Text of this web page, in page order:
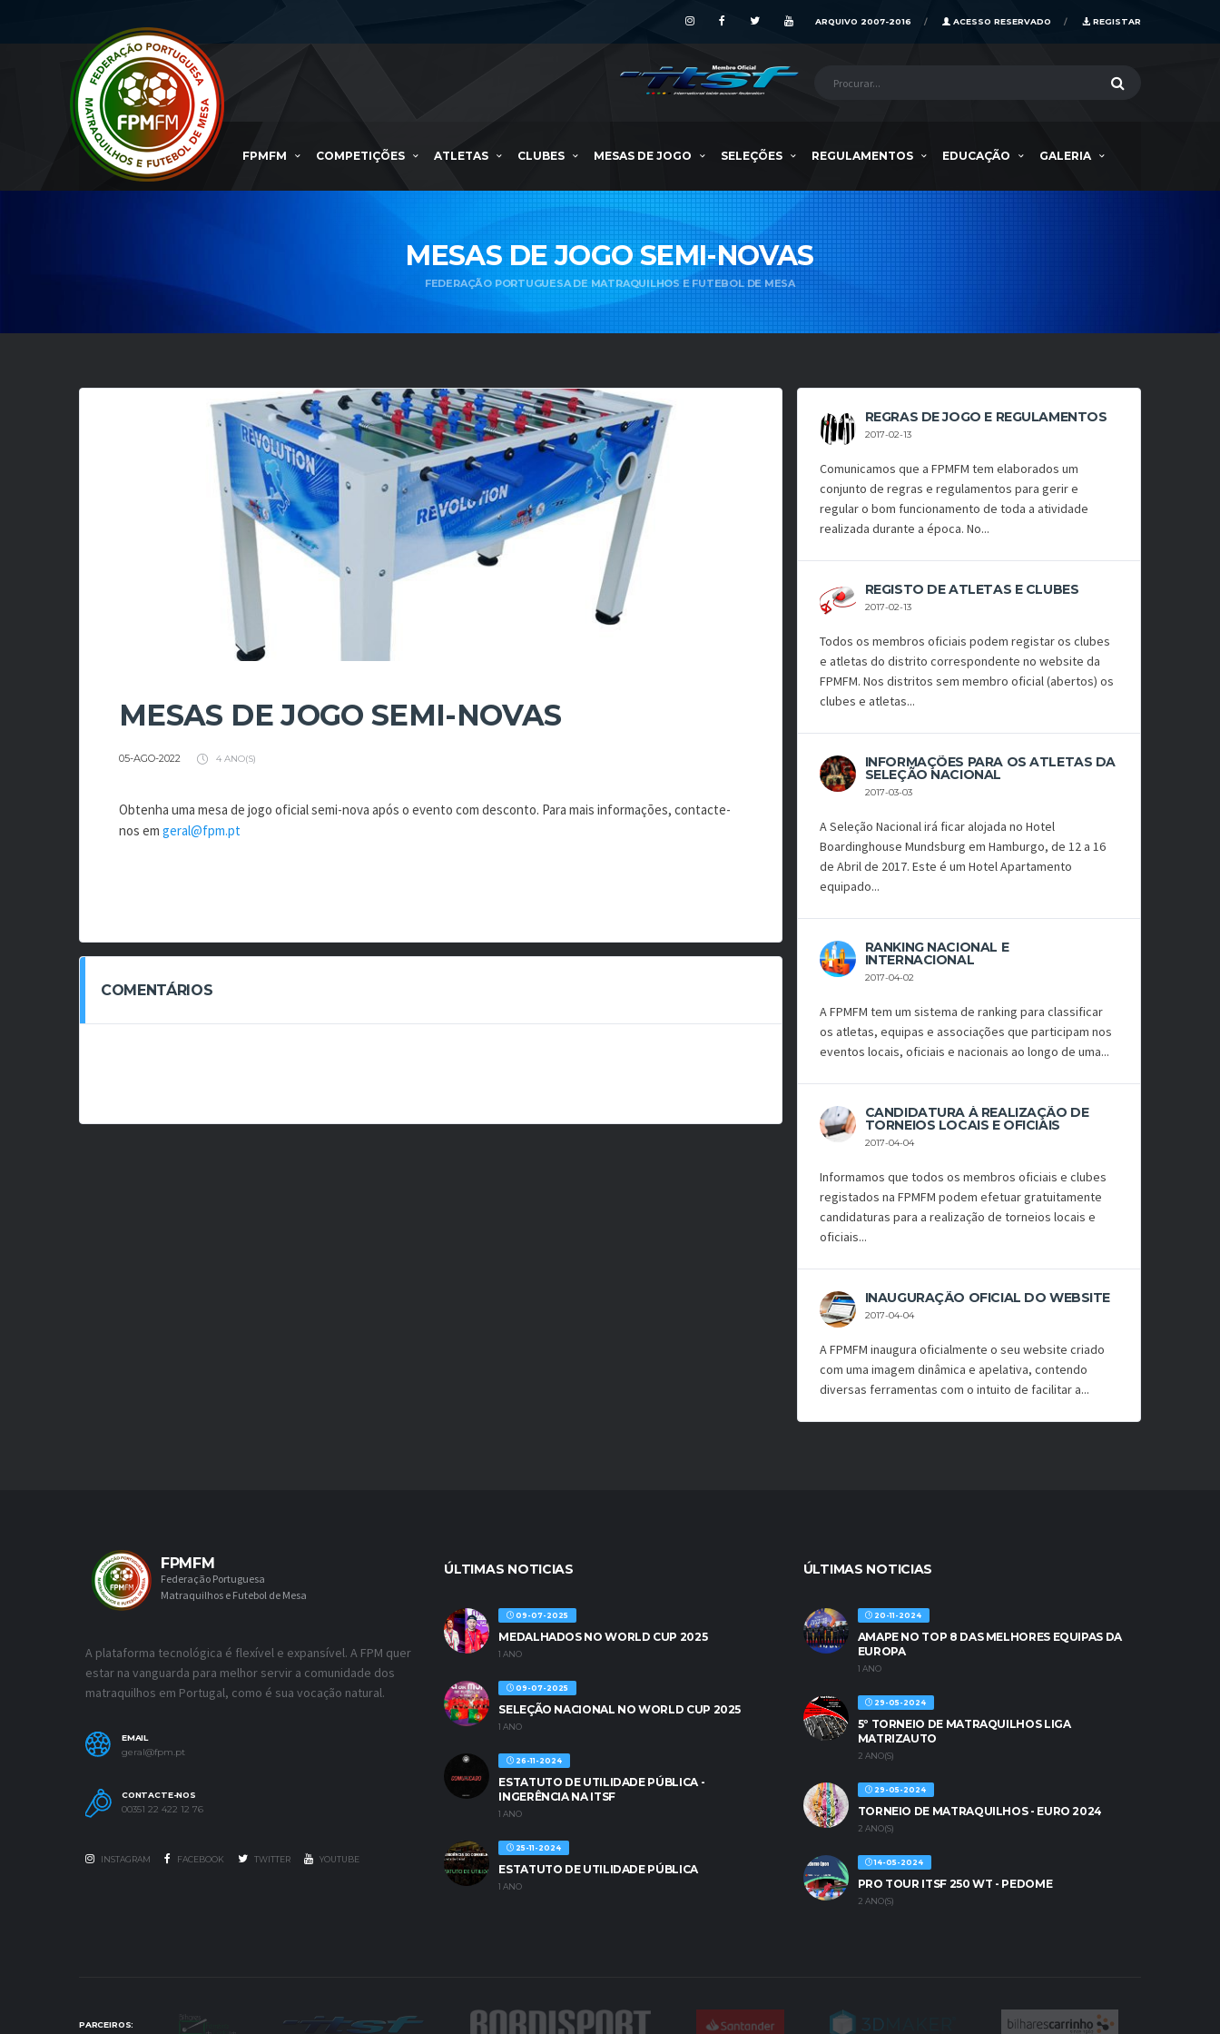
REGISTAR
ACESSO RESERVADO
ARQUIVO 2007-2016
FPMFM COMPETIÇÕES ATLETAS CLUBES MESAS DE JOGO SELEÇÕES REGULAMENTOS EDUCAÇÃO GALERIA
MESAS DE JOGO SEMI-NOVAS
FEDERAÇÃO PORTUGUESA DE MATRAQUILHOS E FUTEBOL DE MESA
MESAS DE JOGO SEMI-NOVAS
05-AGO-2022 4 ANO(S)
Obtenha uma mesa de jogo oficial semi-nova após o evento com desconto. Para mais informações, contacte-
nos em geral@fpm.pt
COMENTÁRIOS
REGRAS DE JOGO E REGULAMENTOS
2017-02-13
Comunicamos que a FPMFM tem elaborados um
conjunto de regras e regulamentos para gerir e
regular o bom funcionamento de toda a atividade
realizada durante a época. No...
REGISTO DE ATLETAS E CLUBES
2017-02-13
Todos os membros oficiais podem registar os clubes
e atletas do distrito correspondente no website da
FPMFM. Nos distritos sem membro oficial (abertos) os
clubes e atletas...
INFORMAÇÕES PARA OS ATLETAS DA
SELEÇÃO NACIONAL
2017-03-03
A Seleção Nacional irá ficar alojada no Hotel
Boardinghouse Mundsburg em Hamburgo, de 12 a 16
de Abril de 2017. Este é um Hotel Apartamento
equipado...
RANKING NACIONAL E
INTERNACIONAL
2017-04-02
A FPMFM tem um sistema de ranking para classificar
os atletas, equipas e associações que participam nos
eventos locais, oficiais e nacionais ao longo de uma...
CANDIDATURA À REALIZAÇÃO DE
TORNEIOS LOCAIS E OFICIAIS
2017-04-04
Informamos que todos os membros oficiais e clubes
registados na FPMFM podem efetuar gratuitamente
candidaturas para a realização de torneios locais e
oficiais...
INAUGURAÇÃO OFICIAL DO WEBSITE
2017-04-04
A FPMFM inaugura oficialmente o seu website criado
com uma imagem dinâmica e apelativa, contendo
diversas ferramentas com o intuito de facilitar a...
FPMFM
Federação Portuguesa
Matraquilhos e Futebol de Mesa
A plataforma tecnológica é flexível e expansível. A FPM quer
estar na vanguarda para melhor servir a comunidade dos
matraquilhos em Portugal, como é sua vocação natural.
EMAIL
geral@fpm.pt
CONTACTE-NOS
00351 22 422 12 76
INSTAGRAM FACEBOOK TWITTER YOUTUBE
ÚLTIMAS NOTICIAS
09-07-2025
MEDALHADOS NO WORLD CUP 2025
1 ANO
09-07-2025
SELEÇÃO NACIONAL NO WORLD CUP 2025
1 ANO
26-11-2024
ESTATUTO DE UTILIDADE PÚBLICA -
INGERÊNCIA NA ITSF
1 ANO
25-11-2024
ESTATUTO DE UTILIDADE PÚBLICA
1 ANO
ÚLTIMAS NOTICIAS
20-11-2024
AMAPE NO TOP 8 DAS MELHORES EQUIPAS DA
EUROPA
1 ANO
29-05-2024
5º TORNEIO DE MATRAQUILHOS LIGA
MATRIZAUTO
2 ANO(S)
29-05-2024
TORNEIO DE MATRAQUILHOS - EURO 2024
2 ANO(S)
14-05-2024
PRO TOUR ITSF 250 WT - PEDOME
2 ANO(S)
PARCEIROS: